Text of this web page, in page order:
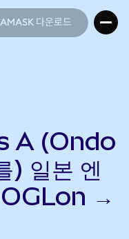
다운로드
A (Ondo
일본 엔
→